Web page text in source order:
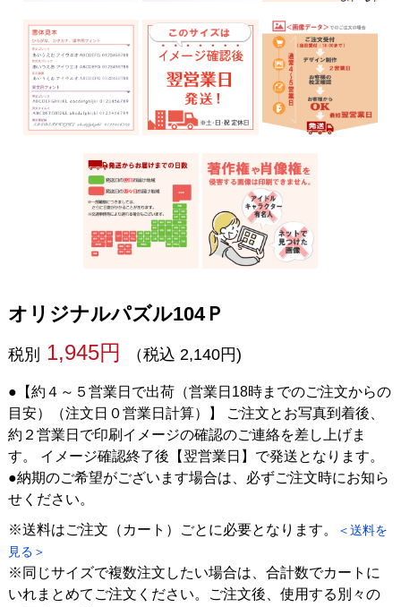
オリジナルパズル104Ｐ
税別 1,945円 （税込 2,140円)
●【約４～５営業日で出荷（営業日18時までのご注文からの
目安）（注文日０営業日計算）】 ご注文とお写真到着後、
約２営業日で印刷イメージの確認のご連絡を差し上げま
す。 イメージ確認終了後【翌営業日】で発送となります。
●納期のご希望がございます場合は、必ずご注文時にお知ら
せください。
※送料はご注文（カート）ごとに必要となります。
＜送料を
見る＞
※同じサイズで複数注文したい場合は、合計数でカートに
いれまとめてご注文ください。ご注文後、使用する別々の